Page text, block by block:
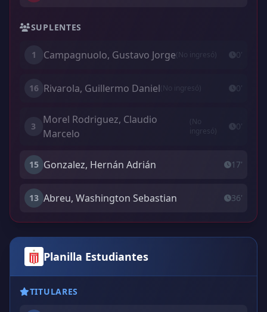
SUPLENTES
1 Campagnuolo, Gustavo Jorge(No ingresó) 0'
16 Rivarola, Guillermo Daniel(No ingresó) 0'
3
Morel Rodriguez, Claudio
Marcelo
(No
ingresó)
0'
15 Gonzalez, Hernán Adrián 17'
13 Abreu, Washington Sebastian 36'
Planilla Estudiantes
TITULARES